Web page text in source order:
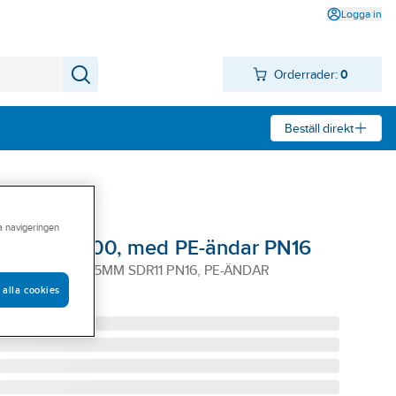
Logga in
Orderrader: 0
Beställ direkt
100, med PE-ändar PN16
315MM SDR11 PN16, PE-ÄNDAR
navigeringen
alla cookies